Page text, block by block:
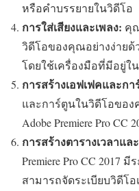
หรือคำบรรยายในวิดีโอ
การใส่เสียงและเพลง: คุ
วิดีโอของคุณอย่างง่ายด้ว
โดยใช้เครื่องมือที่มีอยู่ใ
การสร้างเอฟเฟคและก
และการ์ตูนในวิดีโอขอ
Adobe Premiere Pro CC
การสร้างตารางเวลาแ
Premiere Pro CC 2017
สามารถจัดระเบียบวิดีโ